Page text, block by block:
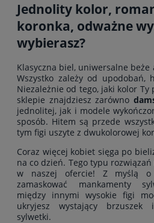
Jednolity kolor,
koronka, odważne
wybierasz?
Klasyczna biel, uniwersalne beże
Wszystko zależy od upodobań,
Niezależnie od tego, jaki kolor
sklepie znajdziesz zarówno
jednolitej, jak i modele
sposób. Hitem są przede
tym figi uszyte z dwukolorowej
Coraz więcej kobiet sięga po
na co dzień. Tego typu
w naszej ofercie! Z myślą o
zamaskować mankamenty
między innymi wysokie figi
ukryjesz wystający brzuszek
sylwetki.